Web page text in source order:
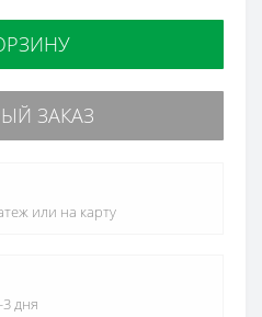
ЗАКАЗ
или на карту
дня